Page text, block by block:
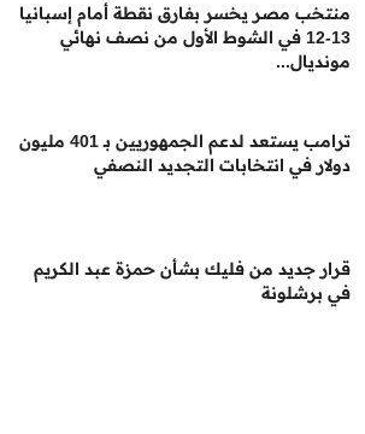
منتخب مصر يخسر بفارق نقطة أمام إسبانيا
13-12 في الشوط الأول من نصف نهائي
مونديال...
ترامب يستعد لدعم الجمهوريين بـ 401 مليون
دولار في انتخابات التجديد النصفي
قرار جديد من فليك بشأن حمزة عبد الكريم
في برشلونة